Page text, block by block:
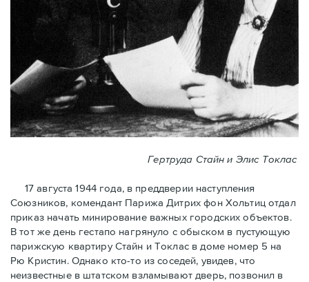
Гертруда Стайн и Элис Токлас
17 августа 1944 года, в преддверии наступления
Союзников, комендант Парижа Дитрих фон Хольтиц отдал
приказ начать минирование важных городских объектов.
В тот же день гестапо нагрянуло с обыском в пустующую
парижскую квартиру Стайн и Токлaс в домe номер 5 на
Рю Кристин. Однако кто-то из соседей, увидев, что
неизвестные в штатском взламывают дверь, позвонил в